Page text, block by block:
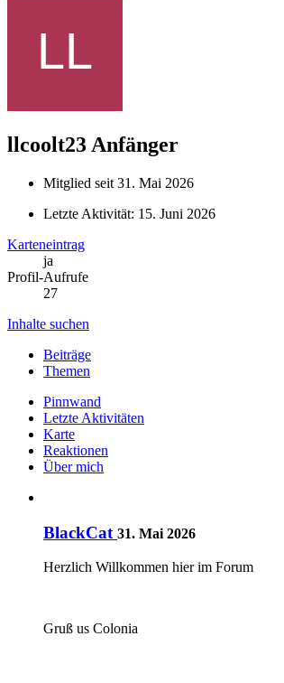
llcoolt23 Anfänger
Mitglied seit 31. Mai 2026
Letzte Aktivität: 15. Juni 2026
Karteneintrag
ja
Profil-Aufrufe
27
Inhalte suchen
Beiträge
Themen
Pinnwand
Letzte Aktivitäten
Karte
Reaktionen
Über mich
BlackCat 31. Mai 2026
Herzlich Willkommen hier im Forum
Gruß us Colonia